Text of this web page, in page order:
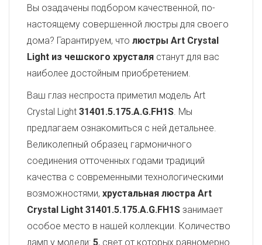
Вы озадачены подбором качественной, по-
настоящему совершенной люстры для своего
дома? Гарантируем, что люстры Art Crystal
Light из чешского хрусталя станут для вас
наиболее достойным приобретением.
Ваш глаз неспроста приметил модель Art
Crystal Light 31401.5.175.A.G.FH1S. Мы
предлагаем ознакомиться с ней детальнее.
Великолепный образец гармоничного
соединения отточенных годами традиций
качества с современными технологическими
возможностями, хрустальная люстра Art
Crystal Light 31401.5.175.A.G.FH1S занимает
особое место в нашей коллекции. Количество
ламп у модели: 5, свет от которых равномерно